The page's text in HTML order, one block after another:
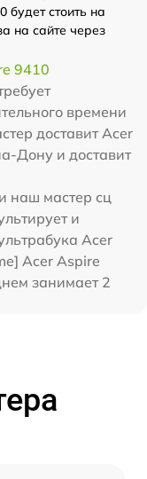
будет стоить на
на сайте через
9410
времени
доставит Acer
Дону и доставит
наш мастер сц
и
Acer
Acer Aspire
занимает 2